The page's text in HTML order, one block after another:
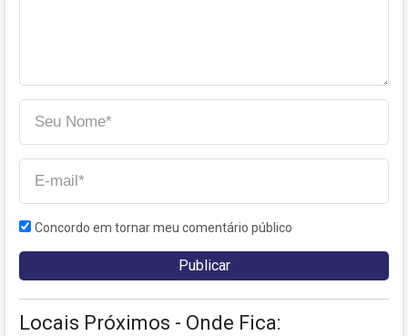
Concordo em tornar meu comentário público
Locais Próximos - Onde Fica: